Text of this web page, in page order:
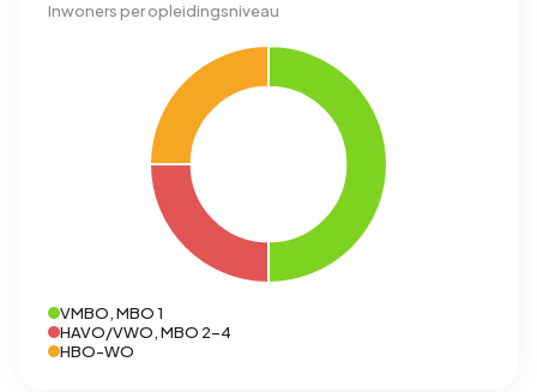
Inwoners per opleidingsniveau
VMBO, MBO 1
HAVO/VWO, MBO 2-4
HBO-WO